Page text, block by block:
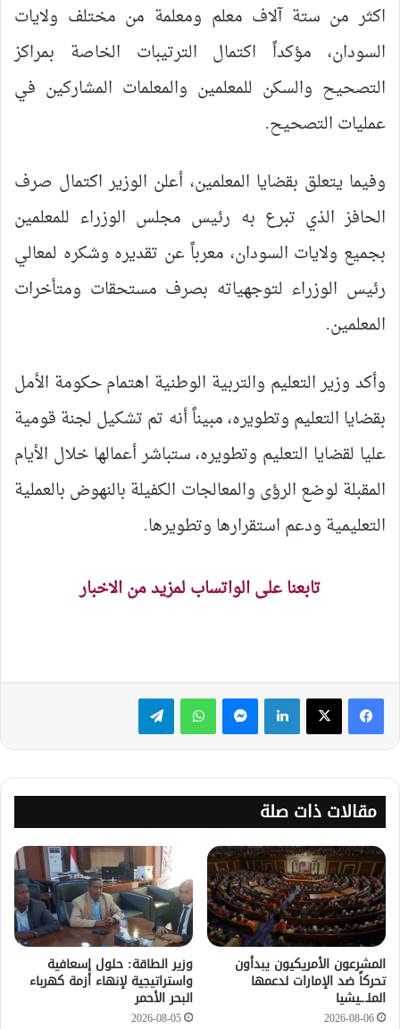
اكثر من ستة آلاف معلم ومعلمة من مختلف ولايات
السودان، مؤكداً اكتمال الترتيبات الخاصة بمراكز
التصحيح والسكن للمعلمين والمعلمات المشاركين في
عمليات التصحيح.
وفيما يتعلق بقضايا المعلمين، أعلن الوزير اكتمال صرف
الحافز الذي تبرع به رئيس مجلس الوزراء للمعلمين
بجميع ولايات السودان، معرباً عن تقديره وشكره لمعالي
رئيس الوزراء لتوجهياته بصرف مستحقات ومتأخرات
المعلمين.
وأكد وزير التعليم والتربية الوطنية اهتمام حكومة الأمل
بقضايا التعليم وتطويره، مبيناً أنه تم تشكيل لجنة قومية
عليا لقضايا التعليم وتطويره، ستباشر أعمالها خلال الأيام
المقبلة لوضع الرؤى والمعالجات الكفيلة بالنهوض بالعملية
التعليمية ودعم استقرارها وتطويرها.
تابعنا على الواتساب لمزيد من الاخبار
لينكدإن ماسنجر واتساب تيلقرام
مقالات ذات صلة
المشرعون الأمريكيون يبدأون
تحركاً ضد الإمارات لدعمها
الملـ.ـيشيا
2026-08-06
وزير الطاقة: حلول إسعافية
واستراتيجية لإنهاء أزمة كهرباء
البحر الأحمر
2026-08-05